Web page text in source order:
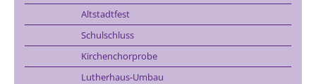
Altstadtfest
Schulschluss
Kirchenchorprobe
Lutherhaus-Umbau